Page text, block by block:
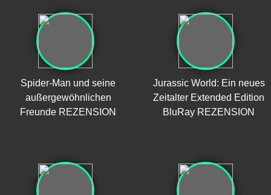
Spider-Man und seine
außergewöhnlichen
Freunde REZENSION
Jurassic World: Ein neues
Zeitalter Extended Edition
BluRay REZENSION